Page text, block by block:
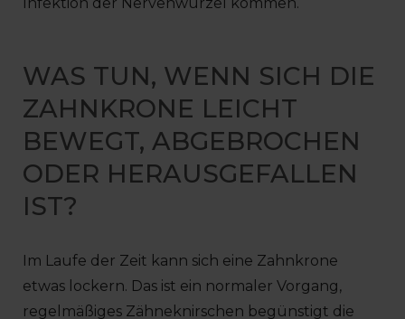
WAS TUN, WENN SICH DIE
ZAHNKRONE LEICHT
BEWEGT, ABGEBROCHEN
ODER HERAUSGEFALLEN
IST?
Im Laufe der Zeit kann sich eine Zahnkrone
etwas lockern. Das ist ein normaler Vorgang,
regelmäßiges Zähneknirschen begünstigt die